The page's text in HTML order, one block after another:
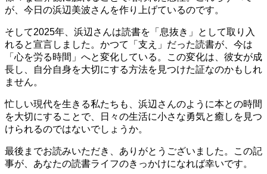
が、今日の浜辺美波さんを作り上げているのです。
そして2025年、浜辺さんは読書を「息抜き」として取り入
れると宣言しました。かつて「支え」だった読書が、今は
「心を労る時間」へと変化している。この変化は、彼女が成
長し、自分自身を大切にする方法を見つけた証なのかもしれ
ません。
忙しい現代を生きる私たちも、浜辺さんのように本との時間
を大切にすることで、日々の生活に小さな勇気と癒しを見つ
けられるのではないでしょうか。
最後までお読みいただき、ありがとうございました。この記
事が、あなたの読書ライフのきっかけになれば幸いです。